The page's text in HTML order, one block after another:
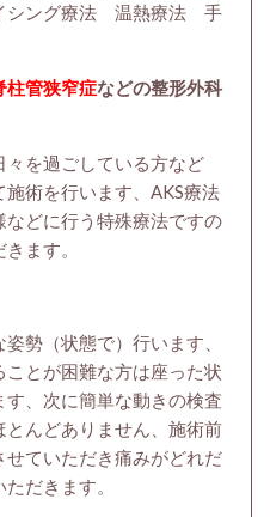
シング療法 温熱療法 手
柱管狭窄症などの整形外科
々を過ごしている方など
術を行います、AKS療法
どに行う特殊療法ですの
ます。
勢（状態で）行います、
とが困難な方は座った状
、次に簡単な動きの検査
んどありません、施術前
ていただき痛みがどれだ
だきます。